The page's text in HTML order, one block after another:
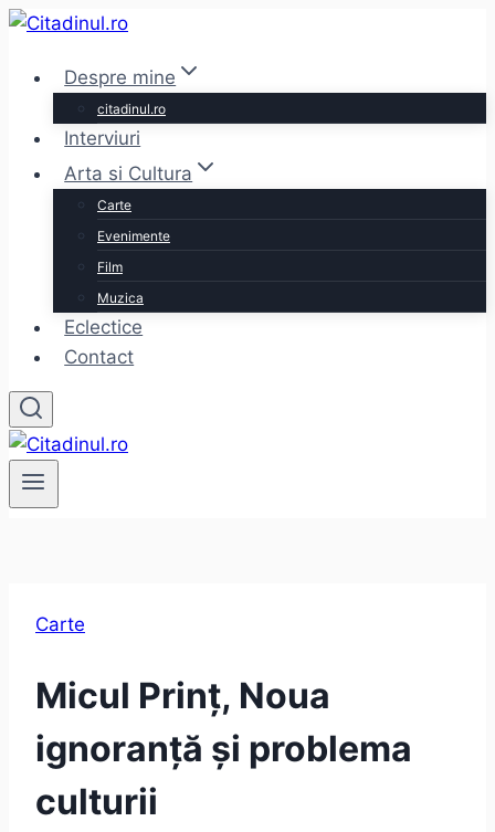
Skip
contentDespre mine
citadinul.ro
Interviuri
Arta si Cultura
Carte
Evenimente
Film
Muzica
Eclectice
Contact
Carte
Micul Prinț, Noua
ignoranță și problema
culturii